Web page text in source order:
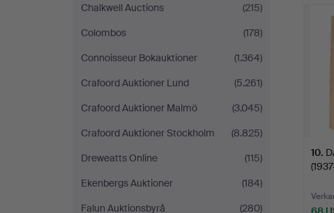
Chalkwell Auctions
(215)
Colombos
(178)
Connoisseur Bokauktioner
(1.364)
Crafoord Auktioner Lund
(5.261)
Crafoord Auktioner Malmö
(3.045)
Crafoord Auktioner Stockholm
(8.825)
Dreweatts Online
(115)
Ekenbergs Auktioner
(184)
Falun Auktionsbyrå
(280)
10.